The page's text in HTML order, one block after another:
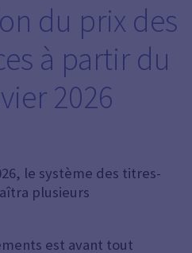
du prix des
à partir du
2026
le système des titres-
plusieurs
est avant tout